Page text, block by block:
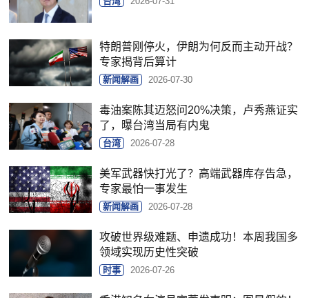
特朗普刚停火，伊朗为何反而主动开战？
专家揭背后算计
新闻解画 2026-07-30
毒油案陈其迈怒问20%决策，卢秀燕证实
了，曝台湾当局有内鬼
台湾 2026-07-28
美军武器快打光了？高端武器库存告急，
专家最怕一事发生
新闻解画 2026-07-28
攻破世界级难题、申遗成功！本周我国多
领域实现历史性突破
时事 2026-07-26